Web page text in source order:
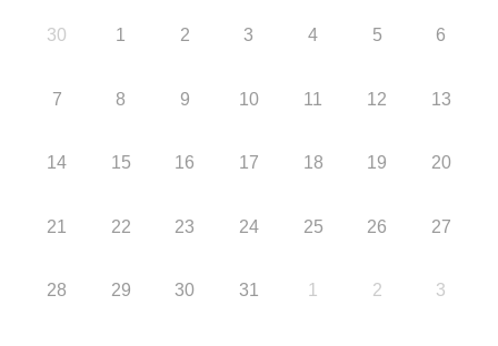
30 1 2 3 4 5 6
7 8 9 10 11 12 13
14 15 16 17 18 19 20
21 22 23 24 25 26 27
28 29 30 31 1 2 3